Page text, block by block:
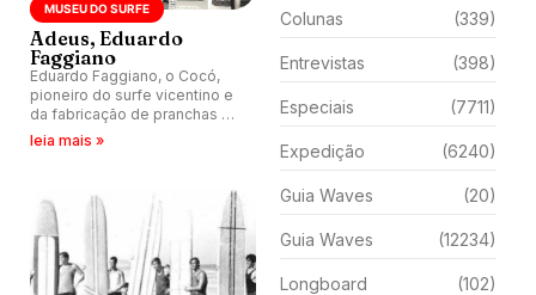
MUSEU DO SURFE
Adeus, Eduardo
Faggiano
Eduardo Faggiano, o Cocó,
pioneiro do surfe vicentino e
da fabricação de pranchas no
Brasil, morre aos 73 anos.
leia mais »
Colunas (339)
Entrevistas (398)
Especiais (7711)
Expedição (6240)
Guia Waves (20)
Guia Waves (12234)
Longboard (102)